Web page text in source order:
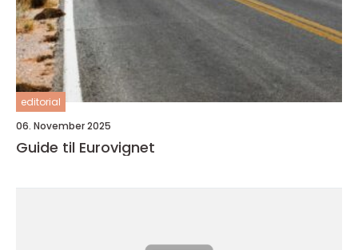
editorial
06. November 2025
Guide til Eurovignet